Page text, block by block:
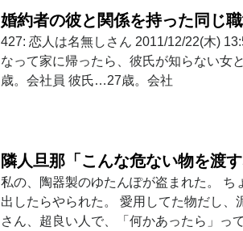
婚約者の彼と関係を持った同じ
427: 恋人は名無しさん 2011/12/22(木)
なって家に帰ったら、彼氏が知らない
歳。会社員 彼氏…27歳。会社
隣人旦那「こんな危ない物を渡
私の、陶器製のゆたんぽが盗まれた。 ち
出したらやられた。 愛用してた物だし、
さん、超良い人で、「何かあったら」っ